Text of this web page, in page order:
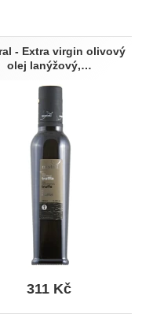
- Extra virgin olivový
olej lanýžový,…
311 Kč